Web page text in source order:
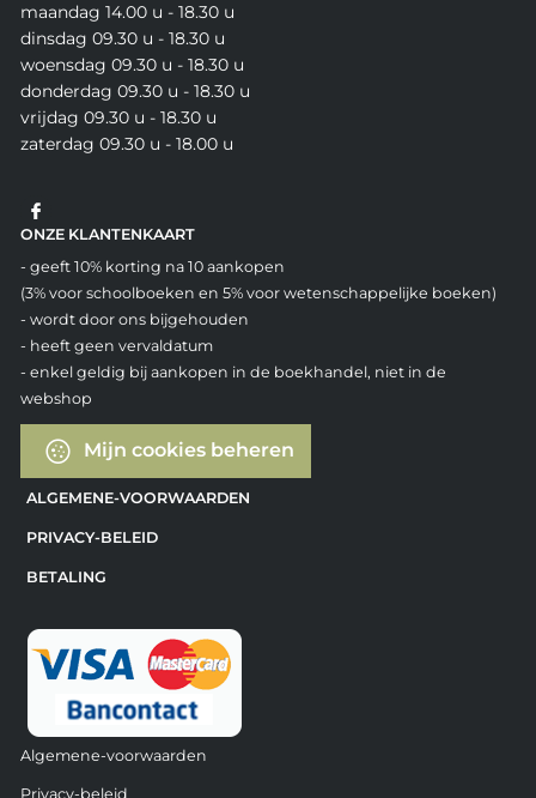
maandag 14.00 u - 18.30 u
dinsdag 09.30 u - 18.30 u
woensdag 09.30 u - 18.30 u
donderdag 09.30 u - 18.30 u
vrijdag 09.30 u - 18.30 u
zaterdag 09.30 u - 18.00 u
ONZE KLANTENKAART
- geeft 10% korting na 10 aankopen
(3% voor schoolboeken en 5% voor wetenschappelijke boeken)
- wordt door ons bijgehouden
- heeft geen vervaldatum
- enkel geldig bij aankopen in de boekhandel, niet in de
webshop
Mijn cookies beheren
ALGEMENE-VOORWAARDEN
PRIVACY-BELEID
BETALING
Algemene-voorwaarden
Privacy-beleid